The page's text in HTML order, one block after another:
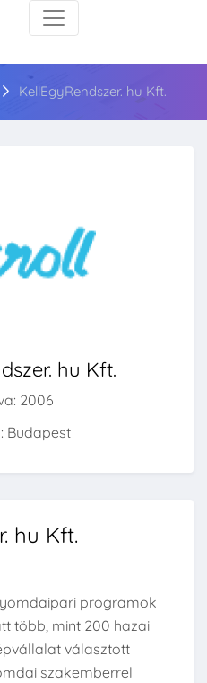
KellEgyRendszer. hu Kft.
hu Kft.
2006
Budapest
hu Kft.
programok
több, mint 200 hazai
választott
szakemberrel